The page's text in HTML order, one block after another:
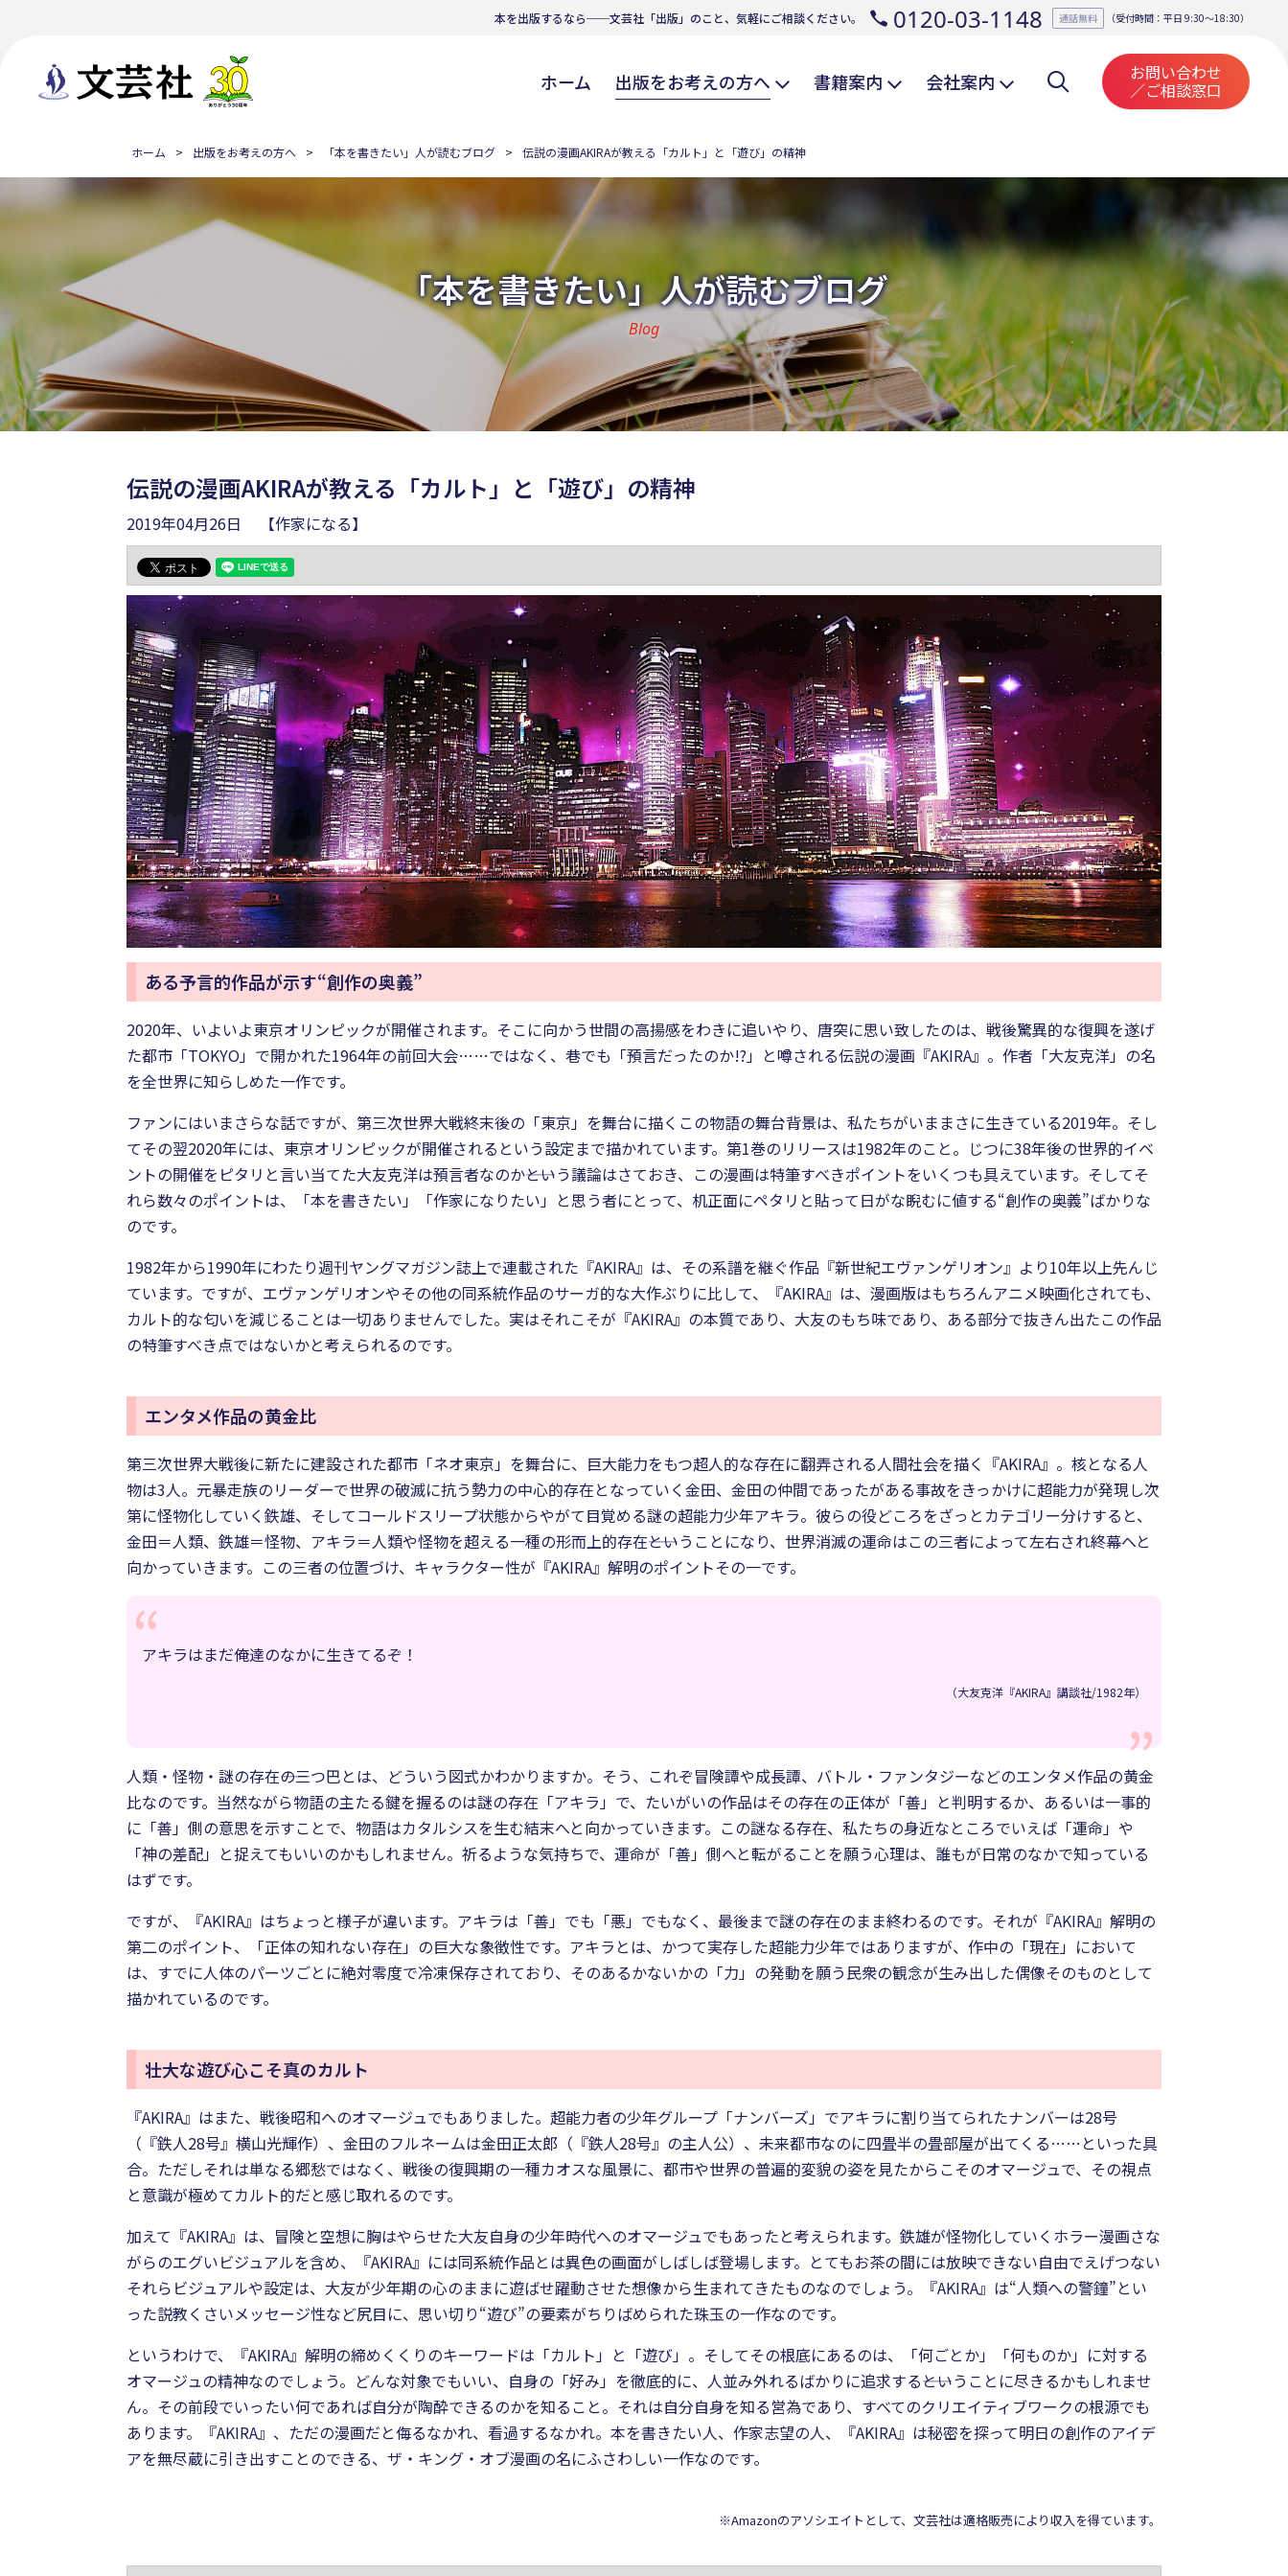
本を出版するなら──文芸社「出版」のこと、気軽にご相談ください。 0120-03-1148 通話無料 （受付時間：平日 9:30～18:30）
ホーム 出版をお考えの方へ 書籍案内 会社案内 お問い合わせ
／ご相談窓口
ホーム 出版をお考えの方へ 「本を書きたい」人が読むブログ 伝説の漫画AKIRAが教える「カルト」と「遊び」の精神
「本を書きたい」人が読むブログ
Blog
伝説の漫画AKIRAが教える「カルト」と「遊び」の精神
2019年04月26日 【作家になる】
ある予言的作品が示す“創作の奥義”
2020年、いよいよ東京オリンピックが開催されます。そこに向かう世間の高揚感をわきに追いやり、唐突に思い致したのは、戦後驚異的な復興を遂げ
た都市「TOKYO」で開かれた1964年の前回大会……ではなく、巷でも「預言だったのか!?」と噂される伝説の漫画『AKIRA』。作者「大友克洋」の名
を全世界に知らしめた一作です。
ファンにはいまさらな話ですが、第三次世界大戦終末後の「東京」を舞台に描くこの物語の舞台背景は、私たちがいままさに生きている2019年。そし
てその翌2020年には、東京オリンピックが開催されるという設定まで描かれています。第1巻のリリースは1982年のこと。じつに38年後の世界的イベ
ントの開催をピタリと言い当てた大友克洋は預言者なのか――という議論はさておき、この漫画は特筆すべきポイントをいくつも具えています。そしてそ
れら数々のポイントは、「本を書きたい」「作家になりたい」と思う者にとって、机正面にペタリと貼って日がな睨むに値する“創作の奥義”ばかりな
のです。
1982年から1990年にわたり週刊ヤングマガジン誌上で連載された『AKIRA』は、その系譜を継ぐ作品『新世紀エヴァンゲリオン』より10年以上先んじ
ています。ですが、エヴァンゲリオンやその他の同系統作品のサーガ的な大作ぶりに比して、『AKIRA』は、漫画版はもちろんアニメ映画化されても、
カルト的な匂いを減じることは一切ありませんでした。実はそれこそが『AKIRA』の本質であり、大友のもち味であり、ある部分で抜きん出たこの作品
の特筆すべき点ではないかと考えられるのです。
エンタメ作品の黄金比
第三次世界大戦後に新たに建設された都市「ネオ東京」を舞台に、巨大能力をもつ超人的な存在に翻弄される人間社会を描く『AKIRA』。核となる人
物は3人。元暴走族のリーダーで世界の破滅に抗う勢力の中心的存在となっていく金田、金田の仲間であったがある事故をきっかけに超能力が発現し次
第に怪物化していく鉄雄、そしてコールドスリープ状態からやがて目覚める謎の超能力少年アキラ。彼らの役どころをざっとカテゴリー分けすると、
金田＝人類、鉄雄＝怪物、アキラ＝人類や怪物を超える一種の形而上的存在――ということになり、世界消滅の運命はこの三者によって左右され終幕へと
向かっていきます。この三者の位置づけ、キャラクター性が『AKIRA』解明のポイントその一です。
アキラはまだ俺達のなかに生きてるぞ！
（大友克洋『AKIRA』講談社/1982年）
人類・怪物・謎の存在――の三つ巴とは、どういう図式かわかりますか。そう、これぞ冒険譚や成長譚、バトル・ファンタジーなどのエンタメ作品の黄金
比なのです。当然ながら物語の主たる鍵を握るのは謎の存在「アキラ」で、たいがいの作品はその存在の正体が「善」と判明するか、あるいは一事的
に「善」側の意思を示すことで、物語はカタルシスを生む結末へと向かっていきます。この謎なる存在、私たちの身近なところでいえば「運命」や
「神の差配」と捉えてもいいのかもしれません。祈るような気持ちで、運命が「善」側へと転がることを願う心理は、誰もが日常のなかで知っている
はずです。
ですが、『AKIRA』はちょっと様子が違います。アキラは「善」でも「悪」でもなく、最後まで謎の存在のまま終わるのです。それが『AKIRA』解明の
第二のポイント、「正体の知れない存在」の巨大な象徴性です。アキラとは、かつて実存した超能力少年ではありますが、作中の「現在」において
は、すでに人体のパーツごとに絶対零度で冷凍保存されており、そのあるかないかの「力」の発動を願う民衆の観念が生み出した偶像そのものとして
描かれているのです。
壮大な遊び心こそ真のカルト
『AKIRA』はまた、戦後昭和へのオマージュでもありました。超能力者の少年グループ「ナンバーズ」でアキラに割り当てられたナンバーは28号
（『鉄人28号』横山光輝作）、金田のフルネームは金田正太郎（『鉄人28号』の主人公）、未来都市なのに四畳半の畳部屋が出てくる……といった具
合。ただしそれは単なる郷愁ではなく、戦後の復興期の一種カオスな風景に、都市や世界の普遍的変貌の姿を見たからこそのオマージュで、その視点
と意識が極めてカルト的だと感じ取れるのです。
加えて『AKIRA』は、冒険と空想に胸はやらせた大友自身の少年時代へのオマージュでもあったと考えられます。鉄雄が怪物化していくホラー漫画さな
がらのエグいビジュアルを含め、『AKIRA』には同系統作品とは異色の画面がしばしば登場します。とてもお茶の間には放映できない自由でえげつない
それらビジュアルや設定は、大友が少年期の心のままに遊ばせ躍動させた想像から生まれてきたものなのでしょう。『AKIRA』は“人類への警鐘”とい
った説教くさいメッセージ性など尻目に、思い切り“遊び”の要素がちりばめられた珠玉の一作なのです。
というわけで、『AKIRA』解明の締めくくりのキーワードは「カルト」と「遊び」。そしてその根底にあるのは、「何ごとか」「何ものか」に対する
オマージュの精神なのでしょう。どんな対象でもいい、自身の「好み」を徹底的に、人並み外れるばかりに追求する――ということに尽きるかもしれませ
ん。その前段でいったい何であれば自分が陶酔できるのかを知ること。それは自分自身を知る営為であり、すべてのクリエイティブワークの根源でも
あります。『AKIRA』、ただの漫画だと侮るなかれ、看過するなかれ。本を書きたい人、作家志望の人、『AKIRA』は秘密を探って明日の創作のアイデ
アを無尽蔵に引き出すことのできる、ザ・キング・オブ漫画の名にふさわしい一作なのです。
※Amazonのアソシエイトとして、文芸社は適格販売により収入を得ています。